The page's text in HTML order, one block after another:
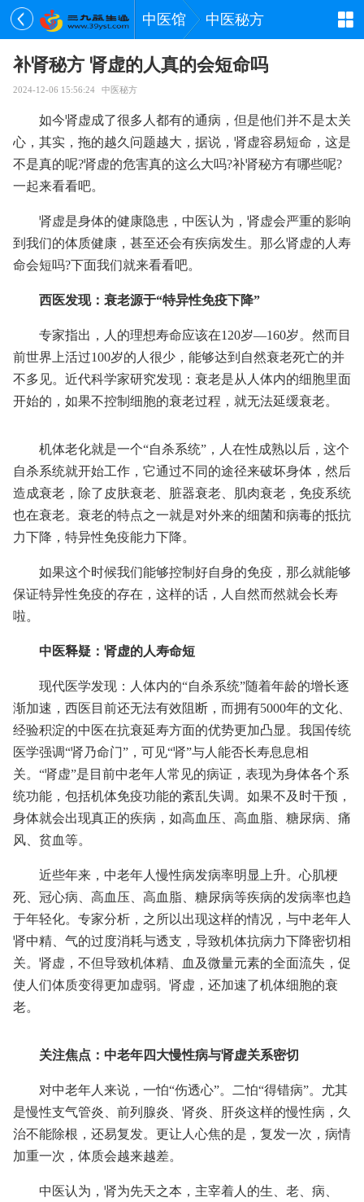
中医馆 中医秘方
补肾秘方 肾虚的人真的会短命吗
2024-12-06 15:56:24 中医秘方
如今肾虚成了很多人都有的通病，但是他们并不是太关
心，其实，拖的越久问题越大，据说，肾虚容易短命，这是
不是真的呢?肾虚的危害真的这么大吗?补肾秘方有哪些呢?
一起来看看吧。
肾虚是身体的健康隐患，中医认为，肾虚会严重的影响
到我们的体质健康，甚至还会有疾病发生。那么肾虚的人寿
命会短吗?下面我们就来看看吧。
西医发现：衰老源于“特异性免疫下降”
专家指出，人的理想寿命应该在120岁—160岁。然而目
前世界上活过100岁的人很少，能够达到自然衰老死亡的并
不多见。近代科学家研究发现：衰老是从人体内的细胞里面
开始的，如果不控制细胞的衰老过程，就无法延缓衰老。
机体老化就是一个“自杀系统”，人在性成熟以后，这个
自杀系统就开始工作，它通过不同的途径来破坏身体，然后
造成衰老，除了皮肤衰老、脏器衰老、肌肉衰老，免疫系统
也在衰老。衰老的特点之一就是对外来的细菌和病毒的抵抗
力下降，特异性免疫能力下降。
如果这个时候我们能够控制好自身的免疫，那么就能够
保证特异性免疫的存在，这样的话，人自然而然就会长寿
啦。
中医释疑：肾虚的人寿命短
现代医学发现：人体内的“自杀系统”随着年龄的增长逐
渐加速，西医目前还无法有效阻断，而拥有5000年的文化、
经验积淀的中医在抗衰延寿方面的优势更加凸显。我国传统
医学强调“肾乃命门”，可见“肾”与人能否长寿息息相
关。“肾虚”是目前中老年人常见的病证，表现为身体各个系
统功能，包括机体免疫功能的紊乱失调。如果不及时干预，
身体就会出现真正的疾病，如高血压、高血脂、糖尿病、痛
风、贫血等。
近些年来，中老年人慢性病发病率明显上升。心肌梗
死、冠心病、高血压、高血脂、糖尿病等疾病的发病率也趋
于年轻化。专家分析，之所以出现这样的情况，与中老年人
肾中精、气的过度消耗与透支，导致机体抗病力下降密切相
关。肾虚，不但导致机体精、血及微量元素的全面流失，促
使人们体质变得更加虚弱。肾虚，还加速了机体细胞的衰
老。
关注焦点：中老年四大慢性病与肾虚关系密切
对中老年人来说，一怕“伤透心”。二怕“得错病”。尤其
是慢性支气管炎、前列腺炎、肾炎、肝炎这样的慢性病，久
治不能除根，还易复发。更让人心焦的是，复发一次，病情
加重一次，体质会越来越差。
中医认为，肾为先天之本，主宰着人的生、老、病、